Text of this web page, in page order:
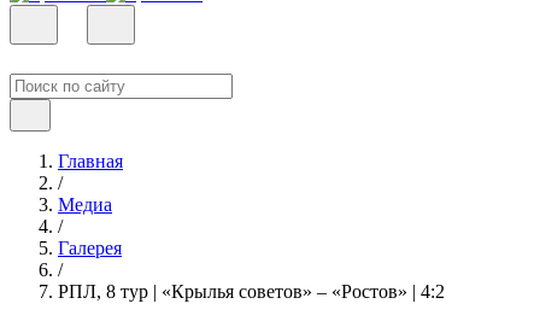
Главная
/
Медиа
/
Галерея
/
РПЛ, 8 тур | «Крылья советов» – «Ростов» | 4:2